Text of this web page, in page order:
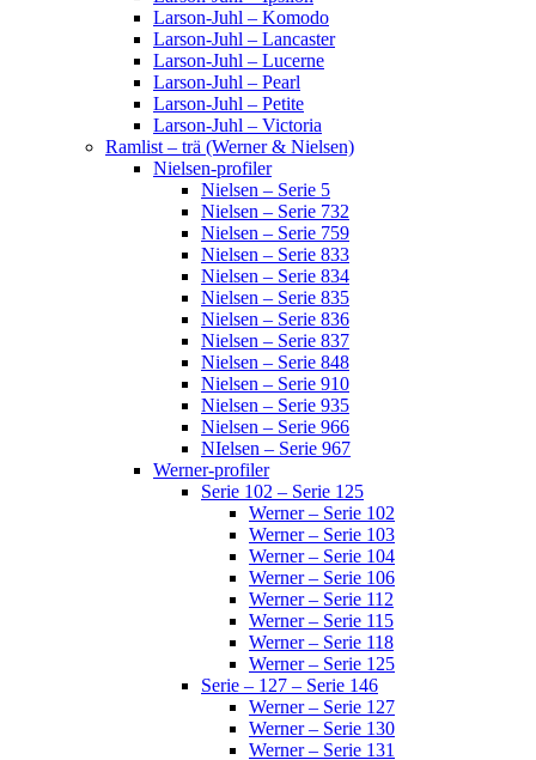
Larson-Juhl – Komodo
Larson-Juhl – Lancaster
Larson-Juhl – Lucerne
Larson-Juhl – Pearl
Larson-Juhl – Petite
Larson-Juhl – Victoria
Ramlist – trä (Werner & Nielsen)
Nielsen-profiler
Nielsen – Serie 5
Nielsen – Serie 732
Nielsen – Serie 759
Nielsen – Serie 833
Nielsen – Serie 834
Nielsen – Serie 835
Nielsen – Serie 836
Nielsen – Serie 837
Nielsen – Serie 848
Nielsen – Serie 910
Nielsen – Serie 935
Nielsen – Serie 966
NIelsen – Serie 967
Werner-profiler
Serie 102 – Serie 125
Werner – Serie 102
Werner – Serie 103
Werner – Serie 104
Werner – Serie 106
Werner – Serie 112
Werner – Serie 115
Werner – Serie 118
Werner – Serie 125
Serie – 127 – Serie 146
Werner – Serie 127
Werner – Serie 130
Werner – Serie 131